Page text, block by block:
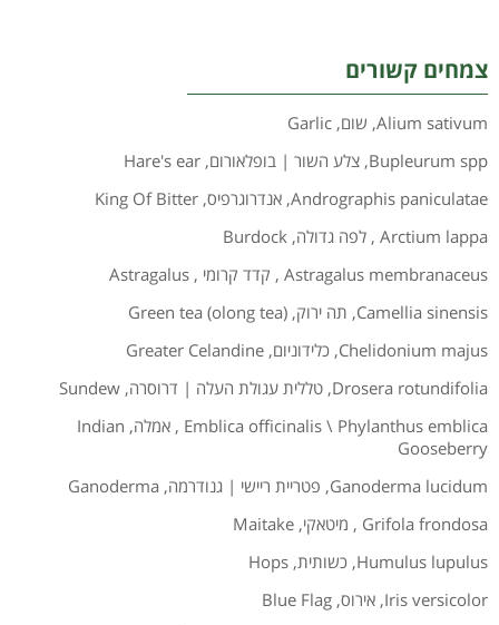
צמחים קשורים
Alium sativum
, שום,
Garlic
Bupleurum spp
, צלע השור | בופלאורום,
Hare's ear
Andrographis paniculatae
, אנדרוגרפיס,
King Of Bitter
Arctium lappa
, לפה גדולה,
Burdock
Astragalus membranaceus
, קדד קרומי ,
Astragalus
Camellia sinensis
, תה ירוק,
(Green tea (olong tea
Chelidonium majus
, כלידוניום,
Greater Celandine
Drosera rotundifolia
, טללית עגולת העלה | דרוסרה,
Sundew
Emblica officinalis \ Phylanthus emblica
, אמלה,
Indian
Gooseberry
Ganoderma lucidum
, פטריית ריישי | גנודרמה,
Ganoderma
Grifola frondosa
, מיטאקי,
Maitake
Humulus lupulus
, כשותית,
Hops
Iris versicolor
, אירוס,
Blue Flag